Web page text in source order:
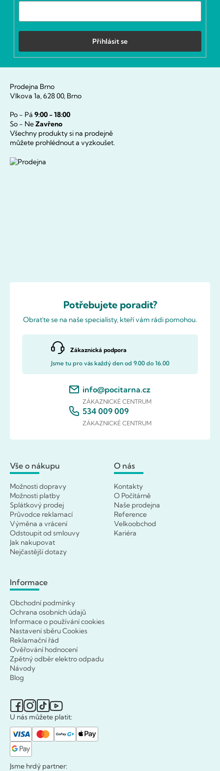
Přihlásit se
Prodejna Brno
Vlkova 1a, 628 00, Brno
Po - Pá 9:00 - 18:00
So - NeZavřeno
Všechny produkty si na prodejně
můžete prohlédnout a vyzkoušet.
Potřebujete poradit?
Obraťte se na naše specialisty, kteří vám rádi pomohou.
Zákaznická podpora
Jsme tu pro vás každý den od 9.00 do 16.00
info@pocitarna.cz
ZÁKAZNICKÉ CENTRUM
534 009 009
ZÁKAZNICKÉ CENTRUM
Vše o nákupu
Možnosti dopravy
Možnosti platby
Splátkový prodej
Průvodce reklamací
Výměna a vrácení
Odstoupit od smlouvy
Jak nakupovat
Nejčastější dotazy
O nás
Kontakty
O Počítárně
Naše prodejna
Reference
Velkoobchod
Kariéra
Informace
Obchodní podmínky
Ochrana osobních údajů
Informace o používání cookies
Nastavení sběru Cookies
Reklamační řád
Ověřování hodnocení
Zpětný odběr elektro odpadu
Návody
Blog
U nás můžete platit:
Jsme hrdý partner: